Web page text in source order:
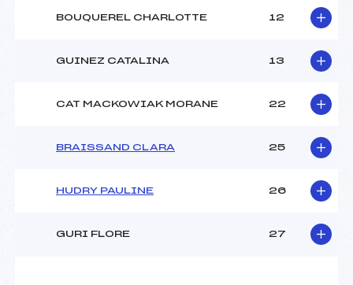
BOUQUEREL CHARLOTTE 12
GUINEZ CATALINA 13
CAT MACKOWIAK MORANE 22
BRAISSAND CLARA 25
HUDRY PAULINE 26
GURI FLORE 27